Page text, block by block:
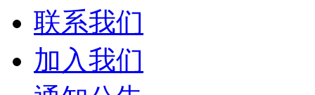
联系我们
加入我们